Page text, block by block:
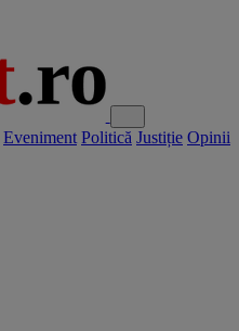
Eveniment Politică Justiție Opinii